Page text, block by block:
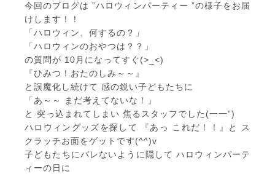
今回のブログは ”ハロウィンパーティー ”の様子をお届
けします！！
「ハロウィン、何するの？」
「ハロウィンのおやつは？？」
の質問が 10月になってすぐ(>_<)
『ひみつ！おたのしみ～～』
と誤魔化し続けて 感の鋭い子どもたちに
「あ～～ まだ考えてないな！」
と 突っ込まれてしまい 焦るスタッフでした(一一”)
ハロウィングッズを探して 『あっ これだ！！』と ス
クラッチお面をゲットです(^^)v
子どもたちにバレないように隠して ハロウィンパーテ
ィーの日に